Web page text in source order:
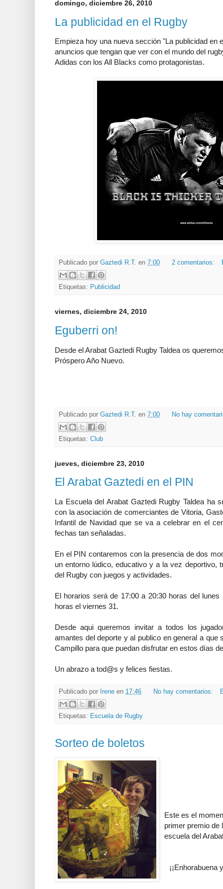
domingo, diciembre 26, 2010
La publicidad en el Rugby
Empieza hoy una nueva sección "La publicidad en
anuncios que tengan que ver con el mundo del
Adidas con los All Blacks como protagonistas.
Publicado por Gaztedi R.T. en 7:00 2 comentarios:
Etiquetas: Publicidad
viernes, diciembre 24, 2010
Eguberri on!
Desde el Arabat Gaztedi Rugby Taldea os
Próspero Año Nuevo.
Publicado por Gaztedi R.T. en 7:00 No hay
Etiquetas: Club
jueves, diciembre 23, 2010
El Arabat Gaztedi en el PIN
La Escuela del Arabat Gaztedi Rugby Taldea ha
con la asociación de comerciantes de Vitoria,
Infantil de Navidad que se va a celebrar en el
fechas tan señaladas.
En el PIN contaremos con la presencia de dos
un entorno lúdico, educativo y a la vez deportivo,
del Rugby con juegos y actividades.
El horarios será de 17:00 a 20:30 horas del
horas el viernes 31.
Desde aqui queremos invitar a todos los
amantes del deporte y al publico en general a que
Campillo para que puedan disfrutar en estos días
Un abrazo a tod@s y felices fiestas.
Publicado por Irene en 17:46 No hay comentarios:
Etiquetas: Escuela de Rugby
Sorteo de boletos
Este es el
primer premio de
escuela del
¡¡Enhorabuena